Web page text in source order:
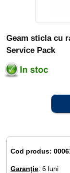
Geam sticla cu
Service Pack
Cod produs:
Garanţie: 6 luni